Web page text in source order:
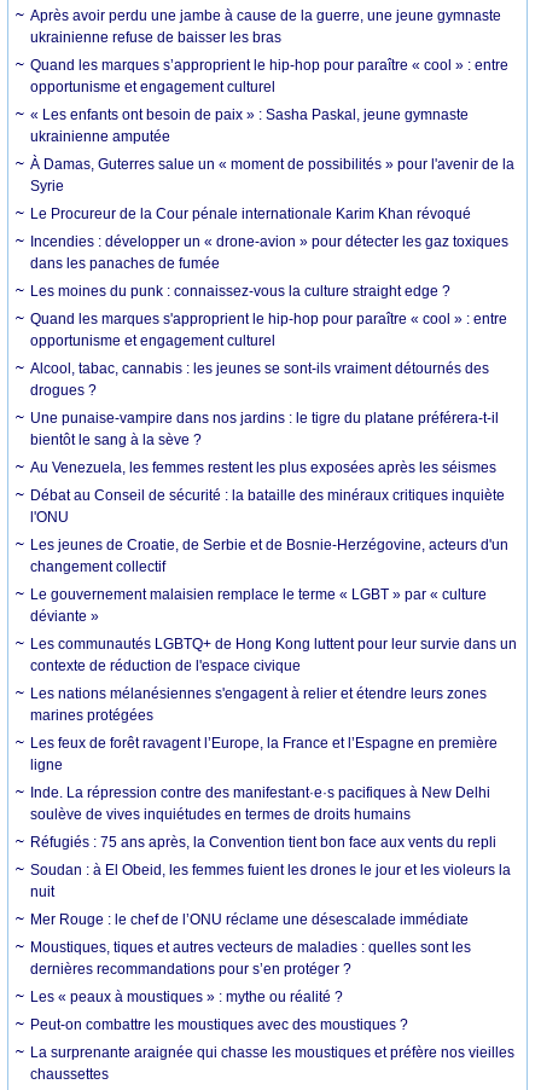
Après avoir perdu une jambe à cause de la guerre, une jeune gymnaste
ukrainienne refuse de baisser les bras
Quand les marques s’approprient le hip-hop pour paraître « cool » : entre
opportunisme et engagement culturel
« Les enfants ont besoin de paix » : Sasha Paskal, jeune gymnaste
ukrainienne amputée
À Damas, Guterres salue un « moment de possibilités » pour l'avenir de la
Syrie
Le Procureur de la Cour pénale internationale Karim Khan révoqué
Incendies : développer un « drone-avion » pour détecter les gaz toxiques
dans les panaches de fumée
Les moines du punk : connaissez-vous la culture straight edge ?
Quand les marques s'approprient le hip-hop pour paraître « cool » : entre
opportunisme et engagement culturel
Alcool, tabac, cannabis : les jeunes se sont-ils vraiment détournés des
drogues ?
Une punaise-vampire dans nos jardins : le tigre du platane préférera-t-il
bientôt le sang à la sève ?
Au Venezuela, les femmes restent les plus exposées après les séismes
Débat au Conseil de sécurité : la bataille des minéraux critiques inquiète
l'ONU
Les jeunes de Croatie, de Serbie et de Bosnie-Herzégovine, acteurs d'un
changement collectif
Le gouvernement malaisien remplace le terme « LGBT » par « culture
déviante »
Les communautés LGBTQ+ de Hong Kong luttent pour leur survie dans un
contexte de réduction de l'espace civique
Les nations mélanésiennes s'engagent à relier et étendre leurs zones
marines protégées
Les feux de forêt ravagent l’Europe, la France et l’Espagne en première
ligne
Inde. La répression contre des manifestant·e·s pacifiques à New Delhi
soulève de vives inquiétudes en termes de droits humains
Réfugiés : 75 ans après, la Convention tient bon face aux vents du repli
Soudan : à El Obeid, les femmes fuient les drones le jour et les violeurs la
nuit
Mer Rouge : le chef de l’ONU réclame une désescalade immédiate
Moustiques, tiques et autres vecteurs de maladies : quelles sont les
dernières recommandations pour s’en protéger ?
Les « peaux à moustiques » : mythe ou réalité ?
Peut-on combattre les moustiques avec des moustiques ?
La surprenante araignée qui chasse les moustiques et préfère nos vieilles
chaussettes